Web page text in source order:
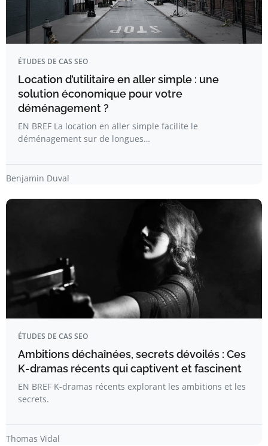
ÉTUDES DE CAS SEO
Location d’utilitaire en aller simple : une
solution économique pour votre
déménagement ?
EN BREF La location en aller simple facilite le
déménagement sur de longues…
Benjamin Duval
ÉTUDES DE CAS SEO
Ambitions déchaînées, secrets dévoilés : Ces
K-dramas récents qui captivent et fascinent
EN BREF K-dramas récents explorant les ambitions et les
secrets.
Thomas Vidal